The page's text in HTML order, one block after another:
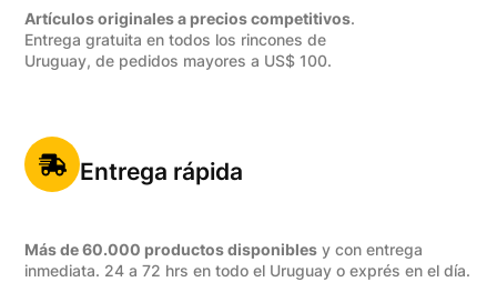
Artículos originales a precios competitivos.
Entrega gratuita en todos los rincones de
Uruguay, de pedidos mayores a US$ 100.
Entrega rápida
Más de 60.000 productos disponibles y con entrega
inmediata. 24 a 72 hrs en todo el Uruguay o exprés en el día.